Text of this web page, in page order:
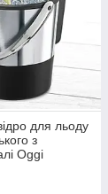
для льоду
з
Oggi
Stainless